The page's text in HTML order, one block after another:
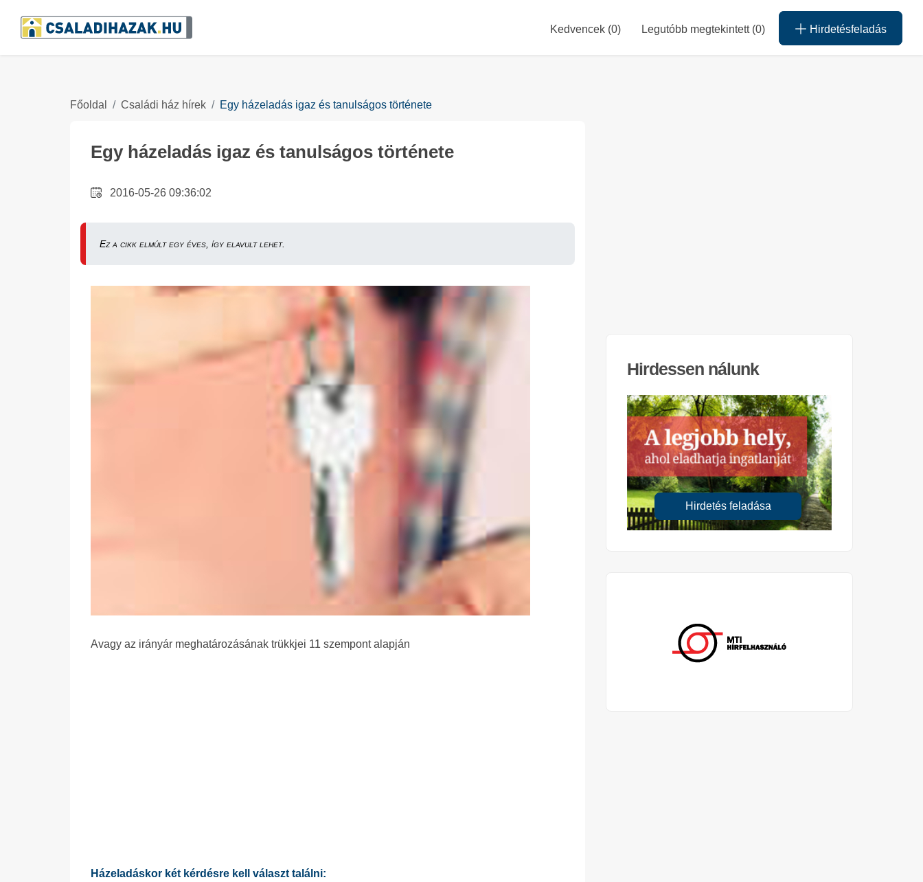
Kedvencek (0) Legutóbb megtekintett (0) Hirdetésfeladás
Főoldal Családi ház hírek Egy házeladás igaz és tanulságos története
Egy házeladás igaz és tanulságos története
2016-05-26 09:36:02
Ez a cikk elmúlt egy éves, így elavult lehet.
Avagy az irányár meghatározásának trükkjei 11 szempont alapján
Házeladáskor két kérdésre kell választ találni:
Hirdessen nálunk
Hirdetés feladása